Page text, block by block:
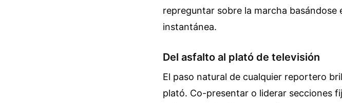
repreguntar sobre la marcha basándose
instantánea.
Del asfalto al plató de televisión
El paso natural de cualquier reportero
plató. Co-presentar o liderar secciones